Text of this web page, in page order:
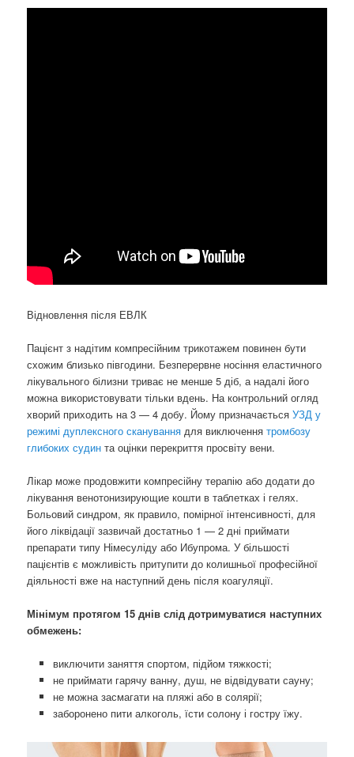
Відновлення після ЕВЛК
Пацієнт з надітим компресійним трикотажем повинен бути
схожим близько півгодини. Безперервне носіння еластичного
лікувального білизни триває не менше 5 діб, а надалі його
можна використовувати тільки вдень. На контрольний огляд
хворий приходить на 3 — 4 добу. Йому призначаєтьсяУЗД у
режимі дуплексного сканування для виключеннятромбозу
глибоких судин та оцінки перекриття просвіту вени.
Лікар може продовжити компресійну терапію або додати до
лікування венотонизирующие кошти в таблетках і гелях.
Больовий синдром, як правило, помірної інтенсивності, для
його ліквідації зазвичай достатньо 1 — 2 дні приймати
препарати типу Німесуліду або Ибупрома. У більшості
пацієнтів є можливість притупити до колишньої професійної
діяльності вже на наступний день після коагуляції.
Мінімум протягом 15 днів слід дотримуватися наступних
обмежень:
виключити заняття спортом, підйом тяжкості;
не приймати гарячу ванну, душ, не відвідувати сауну;
не можна засмагати на пляжі або в солярії;
заборонено пити алкоголь, їсти солону і гостру їжу.